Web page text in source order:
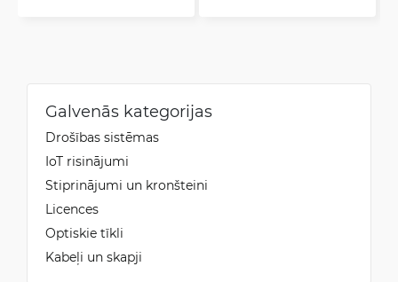
Galvenās kategorijas
Drošības sistēmas
IoT risinājumi
Stiprinājumi un kronšteini
Licences
Optiskie tīkli
Kabeļi un skapji